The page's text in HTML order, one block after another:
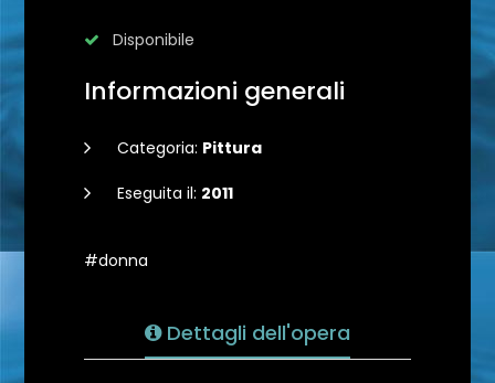
Disponibile
Informazioni generali
Categoria: Pittura
Eseguita il: 2011
#donna
Dettagli dell'opera